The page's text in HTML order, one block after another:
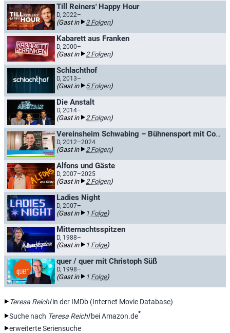
Till Reiners' Happy Hour
D, 2022–
(Gast in 3 Folgen)
Kabarett aus Franken
D, 2000–
(Gast in 2 Folgen)
Schlachthof
D, 2013–
(Gast in 5 Folgen)
Die Anstalt
D, 2014–
(Gast in 2 Folgen)
Vereinsheim Schwabing – Bühnensport mit Constanze Lindner / Bühnensport mit Mathias Tretter
D, 2012–2024
(Gast in 2 Folgen)
Alfons und Gäste
D, 2007–2025
(Gast in 2 Folgen)
Ladies Night
D, 2007–
(Gast in 1 Folge)
Mitternachtsspitzen
D, 1988–
(Gast in 1 Folge)
quer / quer mit Christoph Süß
D, 1998–
(Gast in 1 Folge)
Teresa Reichlin der IMDb (Internet Movie Database)
Suche nach Teresa Reichlbei Amazon.de*
erweiterte Seriensuche